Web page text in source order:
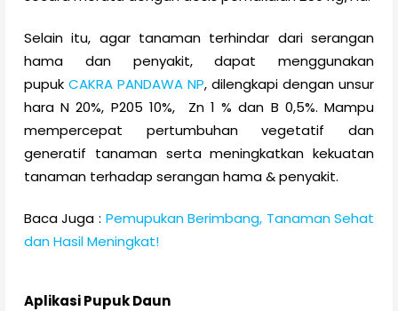
Selain itu, agar tanaman terhindar dari serangan
hama dan penyakit, dapat menggunakan
pupuk CAKRA PANDAWA NP, dilengkapi dengan unsur
hara N 20%, P205 10%, Zn 1 % dan B 0,5%. Mampu
mempercepat pertumbuhan vegetatif dan
generatif tanaman serta meningkatkan kekuatan
tanaman terhadap serangan hama & penyakit.
Baca Juga : Pemupukan Berimbang, Tanaman Sehat
dan Hasil Meningkat!
Aplikasi Pupuk Daun